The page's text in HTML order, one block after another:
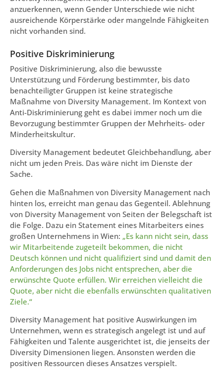
anzuerkennen, wenn Gender Unterschiede wie nicht
ausreichende Körperstärke oder mangelnde Fähigkeiten
nicht vorhanden sind.
Positive Diskriminierung
Positive Diskriminierung, also die bewusste
Unterstützung und Förderung bestimmter, bis dato
benachteiligter Gruppen ist keine strategische
Maßnahme von Diversity Management. Im Kontext von
Anti-Diskriminierung geht es dabei immer noch um die
Bevorzugung bestimmter Gruppen der Mehrheits- oder
Minderheitskultur.
Diversity Management bedeutet Gleichbehandlung, aber
nicht um jeden Preis. Das wäre nicht im Dienste der
Sache.
Gehen die Maßnahmen von Diversity Management nach
hinten los, erreicht man genau das Gegenteil. Ablehnung
von Diversity Management von Seiten der Belegschaft ist
die Folge. Dazu ein Statement eines Mitarbeiters eines
großen Unternehmens in Wien: „Es kann nicht sein, dass
wir Mitarbeitende zugeteilt bekommen, die nicht
Deutsch können und nicht qualifiziert sind und damit den
Anforderungen des Jobs nicht entsprechen, aber die
erwünschte Quote erfüllen. Wir erreichen vielleicht die
Quote, aber nicht die ebenfalls erwünschten qualitativen
Ziele.“
Diversity Management hat positive Auswirkungen im
Unternehmen, wenn es strategisch angelegt ist und auf
Fähigkeiten und Talente ausgerichtet ist, die jenseits der
Diversity Dimensionen liegen. Ansonsten werden die
positiven Ressourcen dieses Ansatzes verspielt.